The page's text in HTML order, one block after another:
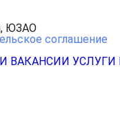
ЮЗАО
соглашение
ВАКАНСИИ УСЛУГИ